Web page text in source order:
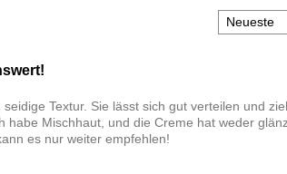
Textur. Sie lässt sich gut verteilen und
habe Mischhaut, und die Creme hat weder
es nur weiter empfehlen!